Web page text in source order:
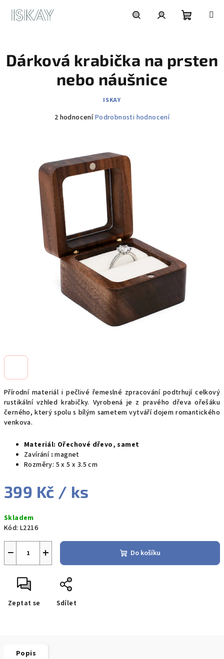
košík
Přírodní materiál i pečlivé řemeslné zpracování podtrhují celkový
rustikální vzhled krabičky. Vyrobená je z pravého dřeva ořešáku
černého, který spolu s bílým sametem vytváří dojem romantického
venkova.
Materiál: Ořechové dřevo,samet
Zavírání : magnet
Rozměry: 5 x 5 x 3.5 cm
399 Kč / ks
cena:
Skladem
Kód: L2216
+
− Do košíku
Zeptat se Sdílet
Dárková krabička na prsten
nebo náušnice
ISKAY
Průměrné
5,0
z
hvězdiček.
2 hodnoceníPodrobnosti hodnocení
Popis